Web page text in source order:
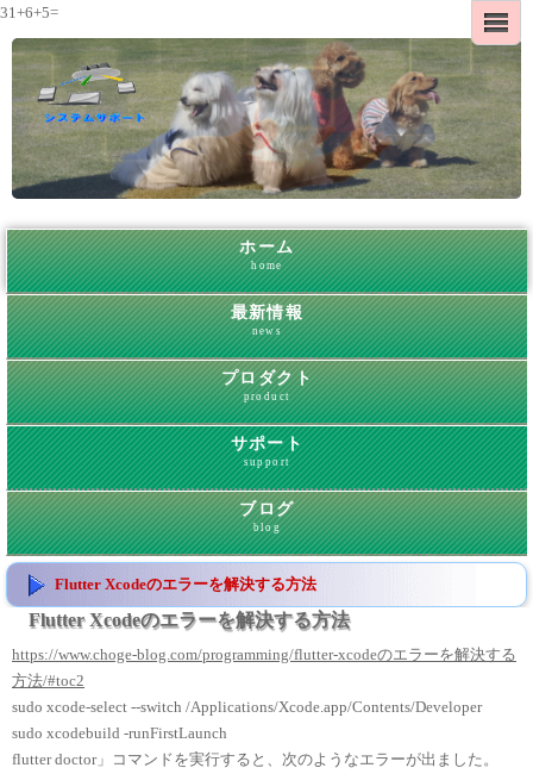
31+6+5=
ホーム
home
最新情報
news
プロダクト
product
サポート
support
ブログ
blog
Flutter Xcodeのエラーを解決する方法
Flutter Xcodeのエラーを解決する方法
https://www.choge-blog.com/programming/flutter-xcodeのエラーを解決する
方法/#toc2
sudo xcode-select --switch /Applications/Xcode.app/Contents/Developer
sudo xcodebuild -runFirstLaunch
flutter doctor」コマンドを実行すると、次のようなエラーが出ました。